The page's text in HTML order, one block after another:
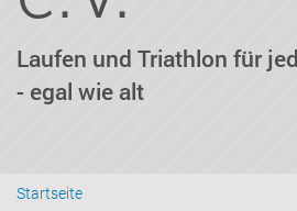
Laufen und Triathlon für
- egal wie alt
Startseite